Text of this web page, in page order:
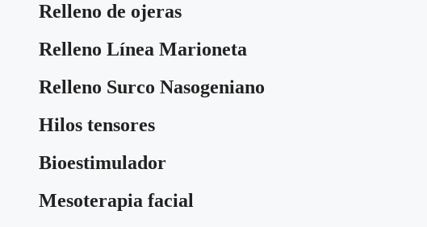
Relleno de ojeras
Relleno Línea Marioneta
Relleno Surco Nasogeniano
Hilos tensores
Bioestimulador
Mesoterapia facial